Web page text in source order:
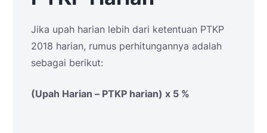
Jika upah harian lebih dari ketentuan PTKP
2018 harian, rumus perhitungannya adalah
sebagai berikut:
(Upah Harian – PTKP harian) x 5 %